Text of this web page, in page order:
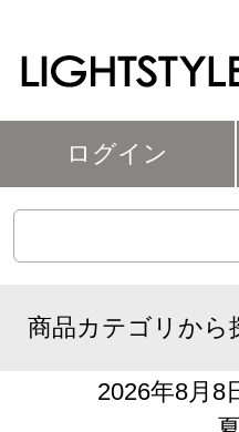
ログイン
商品カテゴリから
2026年8月8